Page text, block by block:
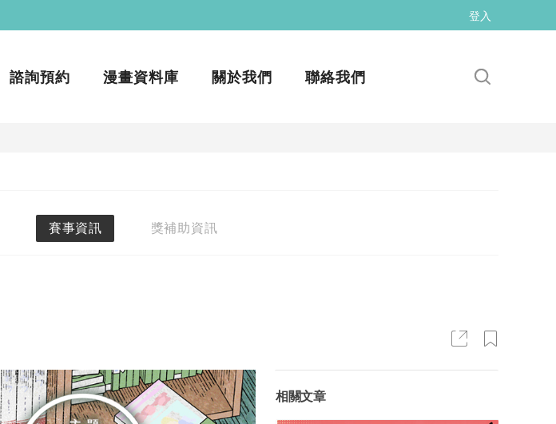
登入
諮詢預約 漫畫資料庫 關於我們 聯絡我們
賽事資訊 獎補助資訊
相關文章